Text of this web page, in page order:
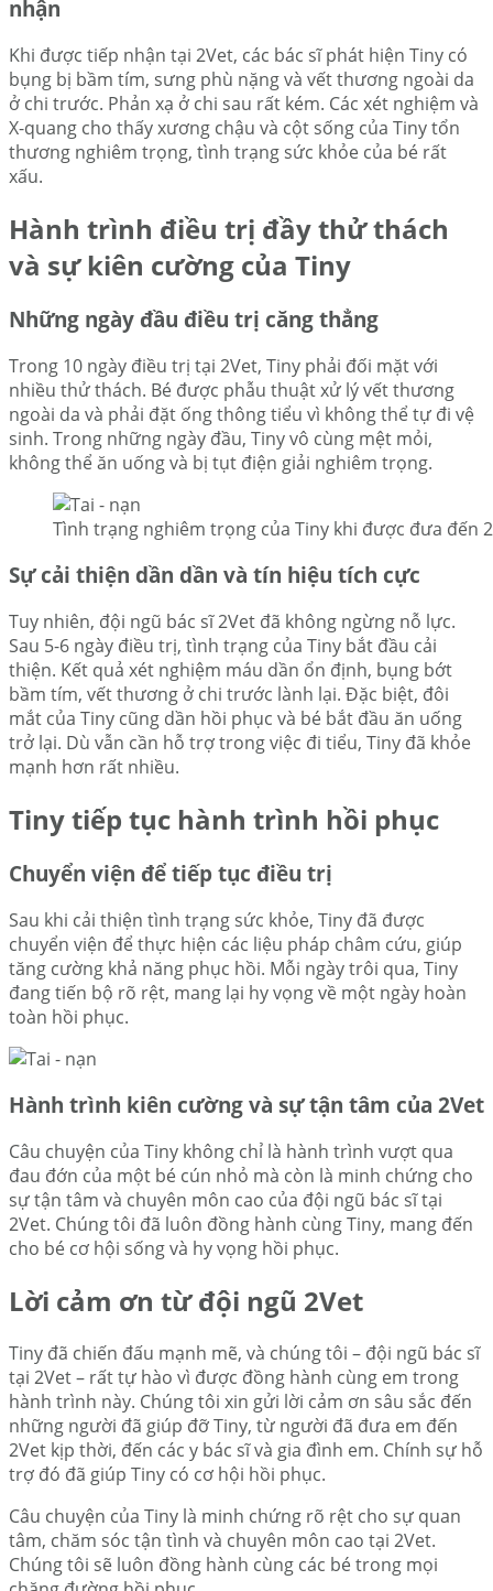
nhận
Khi được tiếp nhận tại 2Vet, các bác sĩ phát hiện Tiny có
bụng bị bầm tím, sưng phù nặng và vết thương ngoài da
ở chi trước. Phản xạ ở chi sau rất kém. Các xét nghiệm và
X-quang cho thấy xương chậu và cột sống của Tiny tổn
thương nghiêm trọng, tình trạng sức khỏe của bé rất
xấu.
Hành trình điều trị đầy thử thách
và sự kiên cường của Tiny
Những ngày đầu điều trị căng thẳng
Trong 10 ngày điều trị tại 2Vet, Tiny phải đối mặt với
nhiều thử thách. Bé được phẫu thuật xử lý vết thương
ngoài da và phải đặt ống thông tiểu vì không thể tự đi vệ
sinh. Trong những ngày đầu, Tiny vô cùng mệt mỏi,
không thể ăn uống và bị tụt điện giải nghiêm trọng.
Tình trạng nghiêm trọng của Tiny khi được đưa đến
Sự cải thiện dần dần và tín hiệu tích cực
Tuy nhiên, đội ngũ bác sĩ 2Vet đã không ngừng nỗ lực.
Sau 5-6 ngày điều trị, tình trạng của Tiny bắt đầu cải
thiện. Kết quả xét nghiệm máu dần ổn định, bụng bớt
bầm tím, vết thương ở chi trước lành lại. Đặc biệt, đôi
mắt của Tiny cũng dần hồi phục và bé bắt đầu ăn uống
trở lại. Dù vẫn cần hỗ trợ trong việc đi tiểu, Tiny đã khỏe
mạnh hơn rất nhiều.
Tiny tiếp tục hành trình hồi phục
Chuyển viện để tiếp tục điều trị
Sau khi cải thiện tình trạng sức khỏe, Tiny đã được
chuyển viện để thực hiện các liệu pháp châm cứu, giúp
tăng cường khả năng phục hồi. Mỗi ngày trôi qua, Tiny
đang tiến bộ rõ rệt, mang lại hy vọng về một ngày hoàn
toàn hồi phục.
Hành trình kiên cường và sự tận tâm của 2Vet
Câu chuyện của Tiny không chỉ là hành trình vượt qua
đau đớn của một bé cún nhỏ mà còn là minh chứng cho
sự tận tâm và chuyên môn cao của đội ngũ bác sĩ tại
2Vet. Chúng tôi đã luôn đồng hành cùng Tiny, mang đến
cho bé cơ hội sống và hy vọng hồi phục.
Lời cảm ơn từ đội ngũ 2Vet
Tiny đã chiến đấu mạnh mẽ, và chúng tôi – đội ngũ bác sĩ
tại 2Vet – rất tự hào vì được đồng hành cùng em trong
hành trình này. Chúng tôi xin gửi lời cảm ơn sâu sắc đến
những người đã giúp đỡ Tiny, từ người đã đưa em đến
2Vet kịp thời, đến các y bác sĩ và gia đình em. Chính sự hỗ
trợ đó đã giúp Tiny có cơ hội hồi phục.
Câu chuyện của Tiny là minh chứng rõ rệt cho sự quan
tâm, chăm sóc tận tình và chuyên môn cao tại 2Vet.
Chúng tôi sẽ luôn đồng hành cùng các bé trong mọi